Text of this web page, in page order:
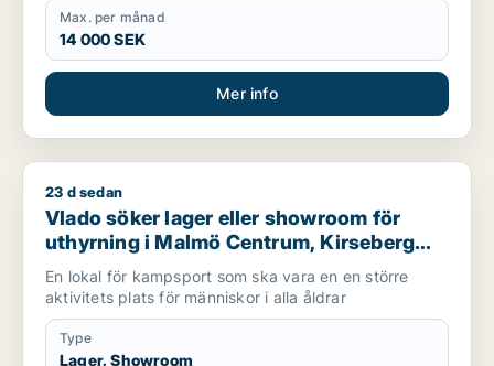
Max. per månad
14 000 SEK
Mer info
Vlado söker lager eller showroom för uthyrning i Malmö
23 d sedan
Vlado söker lager eller showroom för
uthyrning i Malmö Centrum, Kirseberg
eller Husie m.fl.
En lokal för kampsport som ska vara en en större
aktivitets plats för människor i alla åldrar
Type
Lager, Showroom